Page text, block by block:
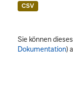
CSV
Sie können
Dokumentation)